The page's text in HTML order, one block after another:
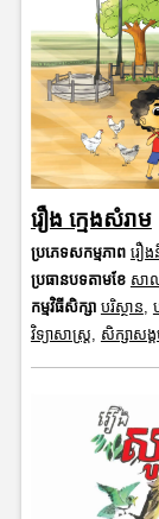
រឿង ក្មេងសំរាម
ប្រភេទសកម្មភាព រឿង
ប្រធានបទតាមខែ សាល
កម្មវិធីសិក្សា បរិស្ថាន
វិទ្យាសាស្រ្ត
សិក្សាសង្